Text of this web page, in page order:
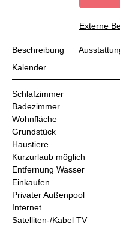
Externe
Beschreibung
Kalender
Schlafzimmer
Badezimmer
Wohnfläche
Grundstück
Haustiere
Kurzurlaub möglich
Entfernung Wasser
Einkaufen
Privater Außenpool
Internet
Satelliten-/Kabel TV